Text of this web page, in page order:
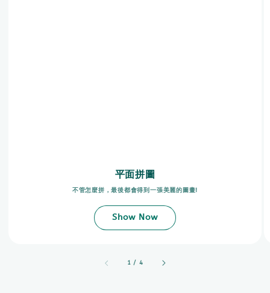
平面拼圖
不管怎麼拼，最後都會得到一張美麗的圖畫!
Show Now
1 / accessibility.of
4